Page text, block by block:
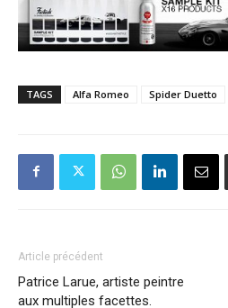
TAGS Alfa Romeo Spider Duetto
Article précédent
Patrice Larue, artiste peintre
aux multiples facettes.